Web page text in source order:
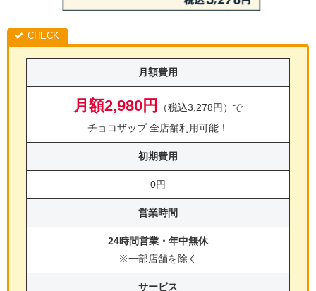
月額費用
月額2,980円
（税込3,278円）で
チョコザップ 全店舗利用可能！
初期費用
0円
営業時間
24時間営業・年中無休
※一部店舗を除く
サービス